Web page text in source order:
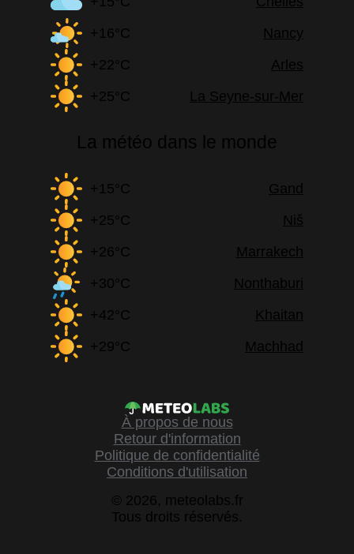
+16°C
Nancy
+22°C
Arles
+25°C
La Seyne-sur-Mer
La météo dans le monde
+15°C
Gand
+25°C
Niš
+26°C
Marrakech
+30°C
Nonthaburi
+42°C
Khaitan
+29°C
Machhad
À propos de nous
Retour d'information
Politique de confidentialité
Conditions d'utilisation
© 2026, meteolabs.fr
Tous droits réservés.